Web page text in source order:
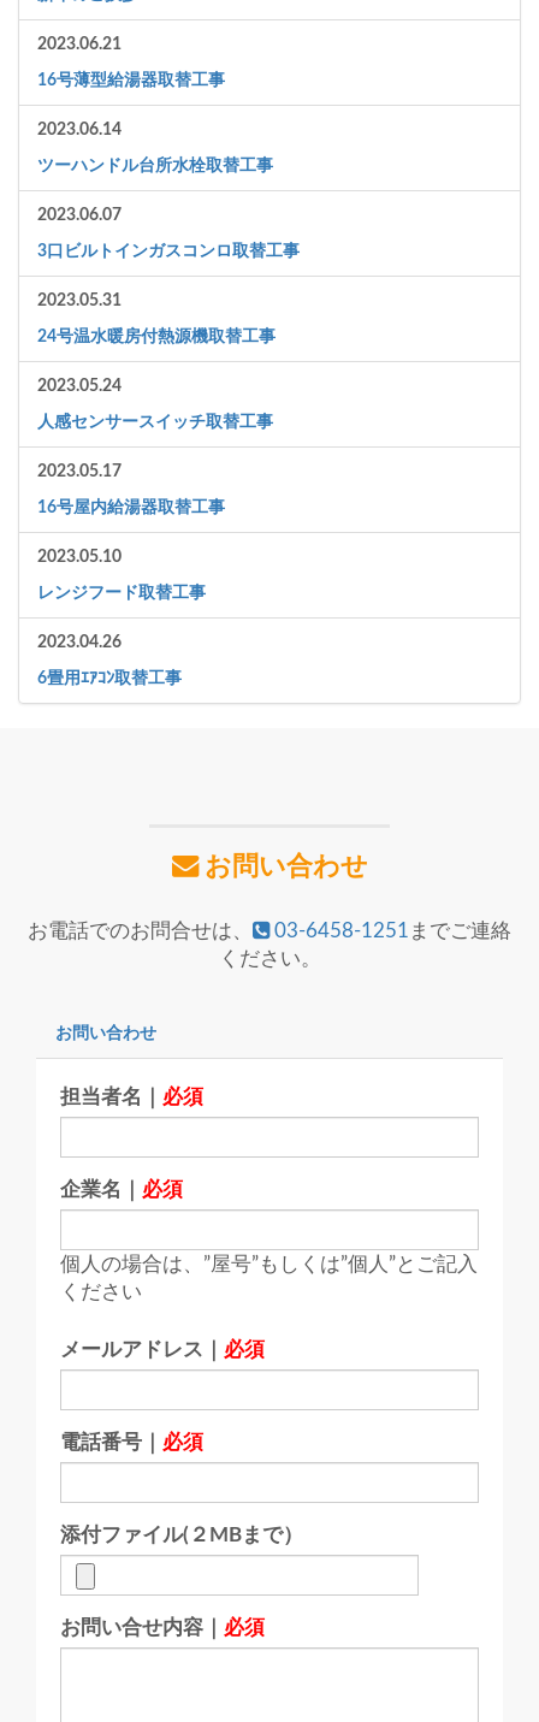
2023.06.21
16号薄型給湯器取替工事
2023.06.14
ツーハンドル台所水栓取替工事
2023.06.07
3口ビルトインガスコンロ取替工事
2023.05.31
24号温水暖房付熱源機取替工事
2023.05.24
人感センサースイッチ取替工事
2023.05.17
16号屋内給湯器取替工事
2023.05.10
レンジフード取替工事
2023.04.26
6畳用ｴｱｺﾝ取替工事
お問い合わせ
お電話でのお問合せは、 03-6458-1251 までご連絡
ください。
お問い合わせ
担当者名｜ 必須
企業名｜ 必須
個人の場合は、”屋号”もしくは”個人”とご記入
ください
メールアドレス｜ 必須
電話番号｜ 必須
添付ファイル(２MBまで）
お問い合せ内容｜ 必須